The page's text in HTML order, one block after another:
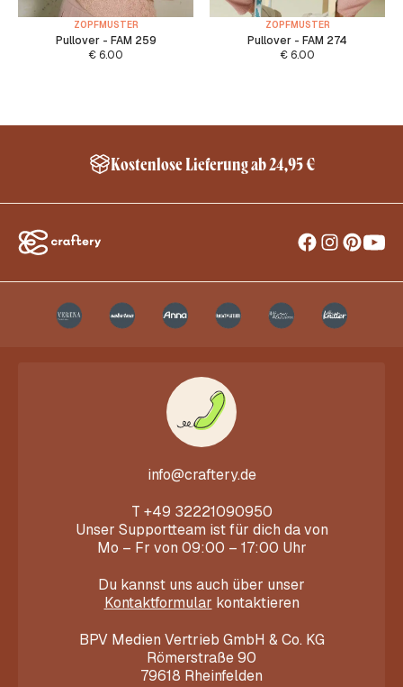
ZOPFMUSTER
Pullover - FAM 259
€ 6.00
ZOPFMUSTER
Pullover - FAM 274
€ 6.00
Kostenlose Lieferung ab 24,95 €
info@craftery.de
T +49 32221090950
Unser Supportteam ist für dich da von
Mo – Fr von 09:00 – 17:00 Uhr
Du kannst uns auch über unser
Kontaktformular kontaktieren
BPV Medien Vertrieb GmbH & Co. KG
Römerstraße 90
79618 Rheinfelden